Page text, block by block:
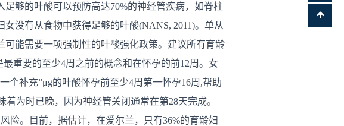
够的叶酸可以预防高达70%的神经管疾病，如脊柱
没有从食物中获得足够的叶酸(NANS, 2011)。单从
能需要一项强制性的叶酸强化政策。建议所有育龄
重要的至少4周之前的概念和在怀孕的前12周。女
个补充”μg的叶酸怀孕前至少4周第一怀孕16周,帮助
为时已晚，因为神经管关闭通常在第28天完成。
险。目前，据估计，在爱尔兰，只有36%的育龄妇